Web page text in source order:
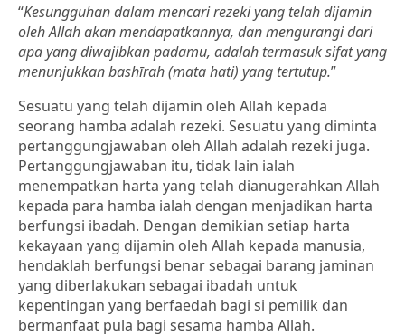
“Kesungguhan dalam mencari rezeki yang telah dijamin
oleh Allah akan mendapatkannya, dan mengurangi dari
apa yang diwajibkan padamu, adalah termasuk sifat yang
menunjukkan bashīrah (mata hati) yang tertutup.”
Sesuatu yang telah dijamin oleh Allah kepada
seorang hamba adalah rezeki. Sesuatu yang diminta
pertanggungjawaban oleh Allah adalah rezeki juga.
Pertanggungjawaban itu, tidak lain ialah
menempatkan harta yang telah dianugerahkan Allah
kepada para hamba ialah dengan menjadikan harta
berfungsi ibadah. Dengan demikian setiap harta
kekayaan yang dijamin oleh Allah kepada manusia,
hendaklah berfungsi benar sebagai barang jaminan
yang diberlakukan sebagai ibadah untuk
kepentingan yang berfaedah bagi si pemilik dan
bermanfaat pula bagi sesama hamba Allah.